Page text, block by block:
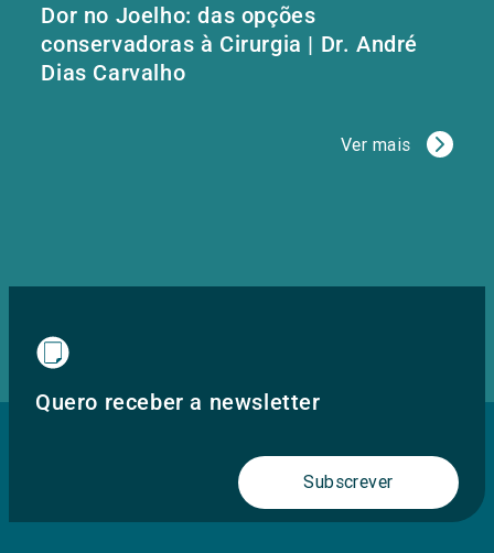
Dor no Joelho: das opções
conservadoras à Cirurgia | Dr. André
Dias Carvalho
Ver mais
Quero receber a newsletter
Subscrever